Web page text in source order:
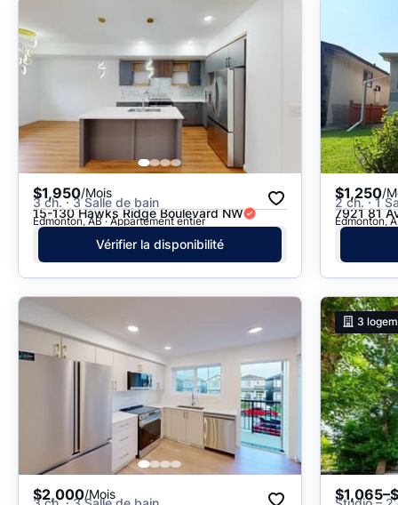
$1,950/Mois
3 ch. · 3 Salle de bain
15-130 Hawks Ridge Boulevard NW
Edmonton, AB · Appartement entier
Vérifier la disponibilité
$1,250/
2 ch. · 1
7921 81
Edmonton,
$2,000/Mois
3